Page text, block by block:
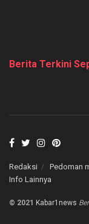
Berita Terkini
Redaksi Pedoman
Info Lainnya
© 2021 Kabar1news